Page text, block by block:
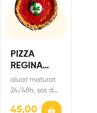
PIZZA
REGINA
MARGHERIT
A
aluat maturat
24/48h, sos de
Marzano,
45,00